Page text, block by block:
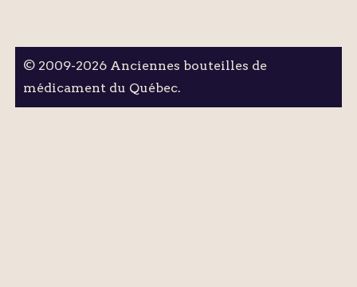
© 2009-2026 Anciennes bouteilles de
médicament du Québec.